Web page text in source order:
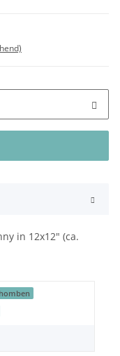
in 12x12" (ca.